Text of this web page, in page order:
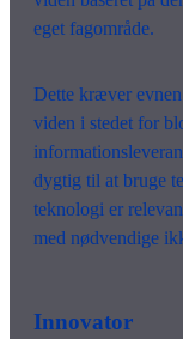
eget fagområde.
Dette kræver
viden i stedet for
dygtig til at bruge
teknologi er
med nødvendige
Innovator